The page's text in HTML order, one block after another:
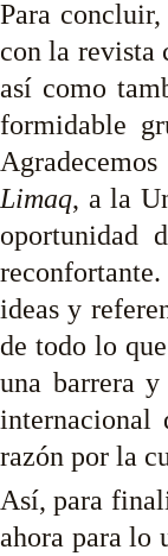
Para
con la revista
así como
formidable
Limaq, a la
oportunidad
ideas y
de todo lo
una barrera
internacional
razón por la
Así, para
ahora para lo